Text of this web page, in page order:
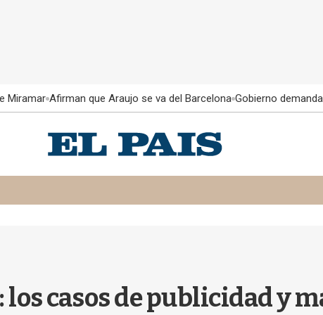
Miramar Afirman que Araujo se va del Barcelona Gobierno
casos de publicidad y